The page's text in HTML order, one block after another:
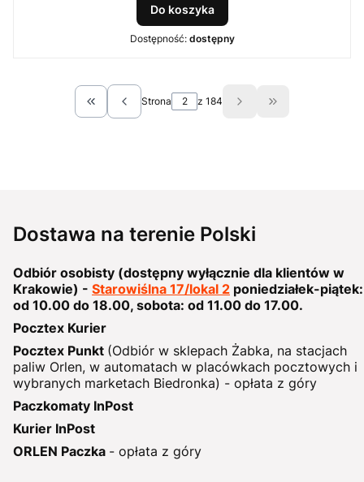
Do koszyka
Dostępność: dostępny
Wróć do pierwszej strony z produktami
Strona z 184 Przejdź do
Dostawa na terenie Polski
Odbiór osobisty (dostępny wyłącznie dla klientów w
Krakowie) - Starowiślna 17/lokal 2 poniedziałek-piątek:
od 10.00 do 18.00, sobota: od 11.00 do 17.00.
Pocztex Kurier
Pocztex Punkt (Odbiór w sklepach Żabka, na stacjach
paliw Orlen, w automatach w placówkach pocztowych i
wybranych marketach Biedronka) - opłata z góry
Paczkomaty InPost
Kurier InPost
ORLEN Paczka - opłata z góry